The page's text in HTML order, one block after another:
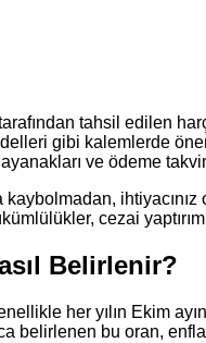
tahsil edilen
gibi kalemlerde
ve ödeme
kaybolmadan,
cezai
Belirlenir?
her yılın Ekim
belirlenen bu oran,